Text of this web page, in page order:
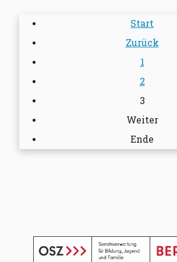
Start
Zurück
1
2
3
Weiter
Ende